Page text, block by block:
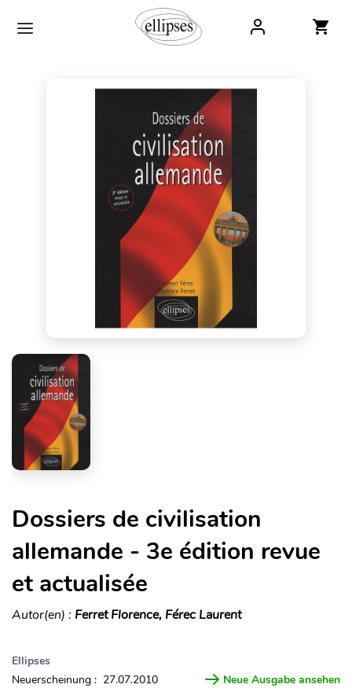
Dossiers de civilisation
allemande - 3e édition revue
et actualisée
Autor(en) : Ferret Florence, Férec Laurent
Ellipses
Neuerscheinung : 27.07.2010
Neue Ausgabe ansehen